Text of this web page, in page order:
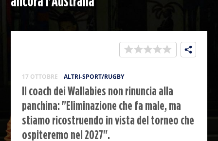
17 OTTOBRE ALTRI-SPORT/RUGBY
Il coach dei Wallabies non rinuncia alla
panchina: "Eliminazione che fa male, ma
stiamo ricostruendo in vista del torneo che
ospiteremo nel 2027".